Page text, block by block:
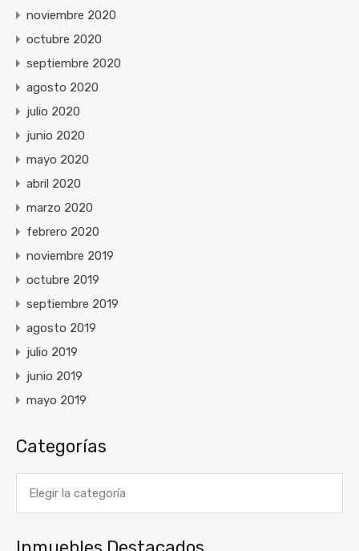
noviembre 2020
octubre 2020
septiembre 2020
agosto 2020
julio 2020
junio 2020
mayo 2020
abril 2020
marzo 2020
febrero 2020
noviembre 2019
octubre 2019
septiembre 2019
agosto 2019
julio 2019
junio 2019
mayo 2019
Categorías